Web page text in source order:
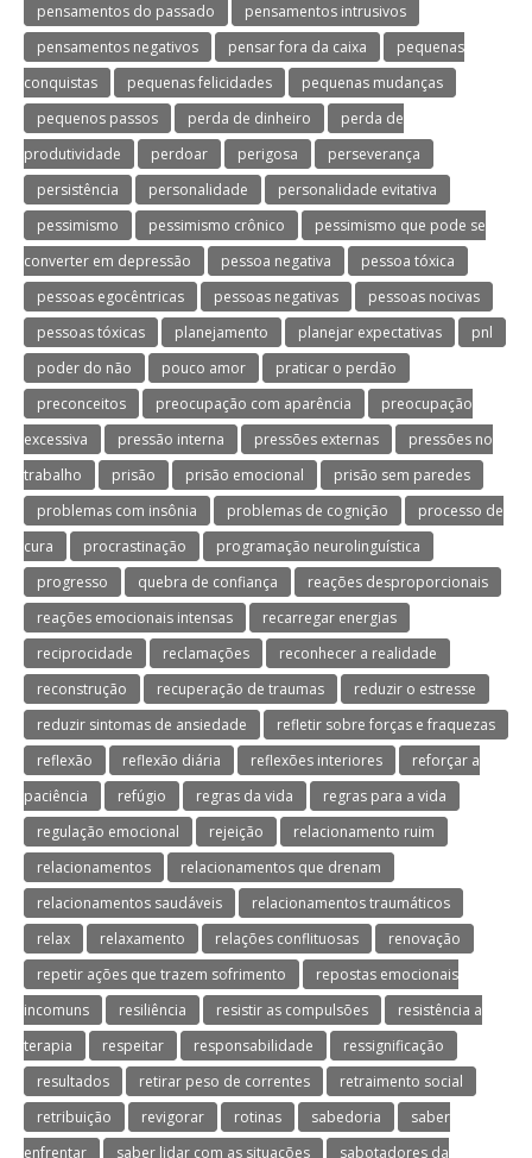
pensamentos do passado
pensamentos intrusivos
pensamentos negativos
pensar fora da caixa
pequenas
conquistas
pequenas felicidades
pequenas mudanças
pequenos passos
perda de dinheiro
perda de
produtividade
perdoar perigosa
perseverança
persistência
personalidade
personalidade evitativa
pessimismo
pessimismo crônico
pessimismo que pode se
converter em depressão
pessoa negativa
pessoa tóxica
pessoas egocêntricas
pessoas negativas
pessoas nocivas
pessoas tóxicas
planejamento planejar expectativas
pnl
poder do não
pouco amor
praticar o perdão
preconceitos
preocupação com aparência
preocupação
excessiva
pressão interna pressões externas
pressões no
trabalho
prisão prisão emocional
prisão sem paredes
problemas com insônia
problemas de cognição
processo de
cura
procrastinação
programação neurolinguística
progresso
quebra de confiança
reações desproporcionais
reações emocionais intensas
recarregar energias
reciprocidade
reclamações
reconhecer a realidade
reconstrução
recuperação de traumas
reduzir o estresse
reduzir sintomas de ansiedade
refletir sobre forças e fraquezas
reflexão
reflexão diária reflexões interiores
reforçar a
paciência
refúgio regras da vida
regras para a vida
regulação emocional
rejeição
relacionamento ruim
relacionamentos
relacionamentos que drenam
relacionamentos saudáveis
relacionamentos traumáticos
relax
relaxamento relações conflituosas
renovação
repetir ações que trazem sofrimento
repostas emocionais
incomuns
resiliência resistir as compulsões
resistência a
terapia
respeitar responsabilidade
ressignificação
resultados
retirar peso de correntes
retraimento social
retribuição
revigorar rotinas sabedoria
saber
enfrentar
saber lidar com as situações
sabotadores da